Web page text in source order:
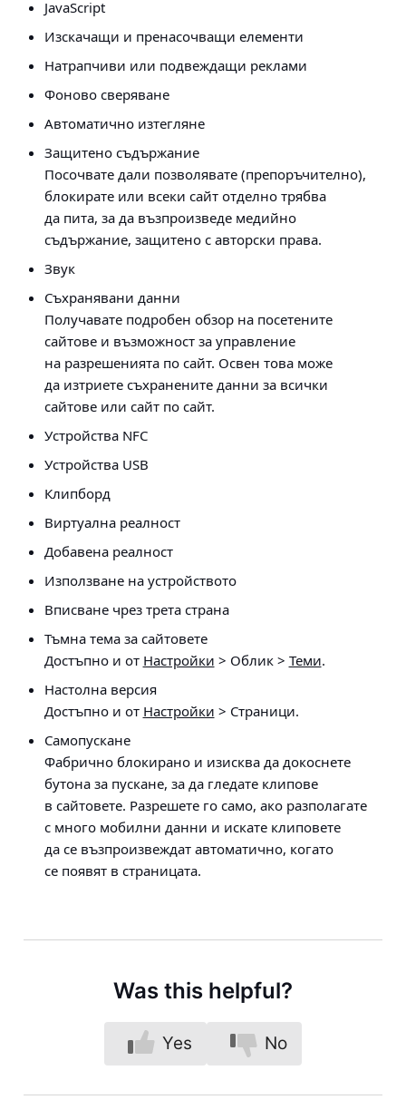
JavaScript
Изскачащи и пренасочващи елементи
Натрапчиви или подвеждащи реклами
Фоново сверяване
Автоматично изтегляне
Защитено съдържание
Посочвате дали позволявате (препоръчително),
блокирате или всеки сайт отделно трябва
да пита, за да възпроизведе медийно
съдържание, защитено с авторски права.
Звук
Съхранявани данни
Получавате подробен обзор на посетените
сайтове и възможност за управление
на разрешенията по сайт. Освен това може
да изтриете съхранените данни за всички
сайтове или сайт по сайт.
Устройства NFC
Устройства USB
Клипборд
Виртуална реалност
Добавена реалност
Използване на устройството
Вписване чрез трета страна
Тъмна тема за сайтовете
Достъпно и от Настройки > Облик > Теми.
Настолна версия
Достъпно и от Настройки > Страници.
Самопускане
Фабрично блокирано и изисква да докоснете
бутона за пускане, за да гледате клипове
в сайтовете. Разрешете го само, ако разполагате
с много мобилни данни и искате клиповете
да се възпроизвеждат автоматично, когато
се появят в страницата.
Was this helpful?
Yes No